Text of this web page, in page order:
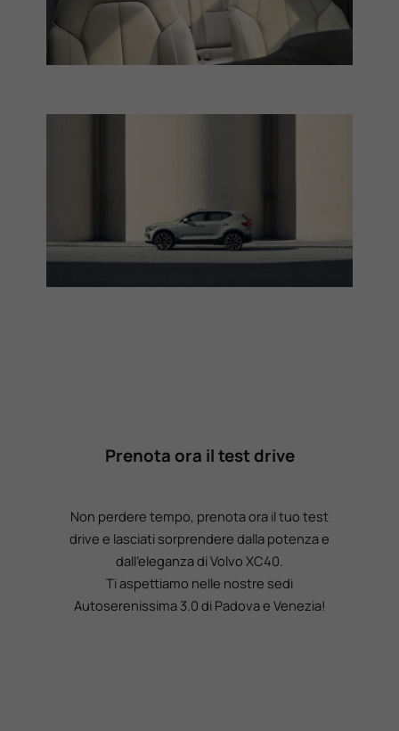
Prenota ora il test drive
Non perdere tempo, prenota ora il tuo test
drive e lasciati sorprendere dalla potenza e
dall’eleganza di Volvo XC40.
Ti aspettiamo nelle nostre sedi
Autoserenissima 3.0 di Padova e Venezia!